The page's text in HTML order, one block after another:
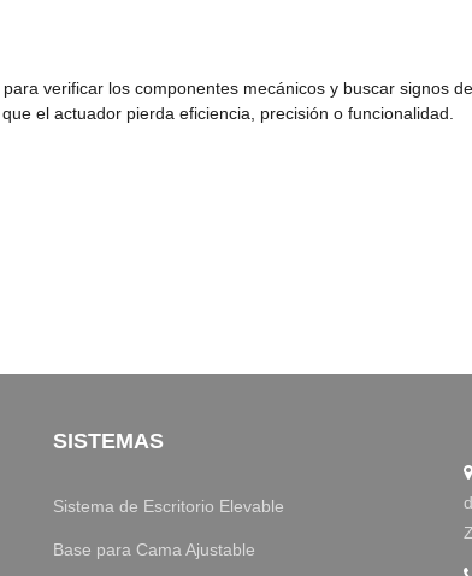
verificar los componentes mecánicos y buscar signos
el actuador pierda eficiencia, precisión o funcionalidad.
SISTEMAS
Sistema de Escritorio Elevable
Base para Cama Ajustable
